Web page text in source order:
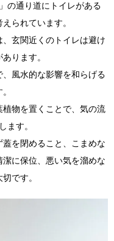
の通り道にトイレがある
られています。
玄関近くのトイレは避け
ります。
風水的な影響を和らげる
物を置くことで、気の流
ます。
を閉めること、こまめな
に保位、悪い気を溜めな
です。